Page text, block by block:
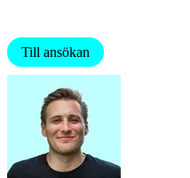
Till ansökan